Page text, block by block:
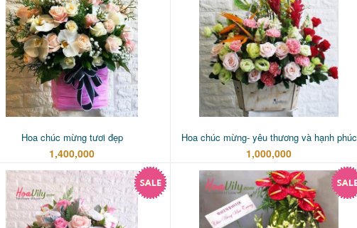
Hoa chúc mừng tươi đẹp
1,400,000
Hoa chúc mừng- yêu thương và hạnh phúc
1,000,000